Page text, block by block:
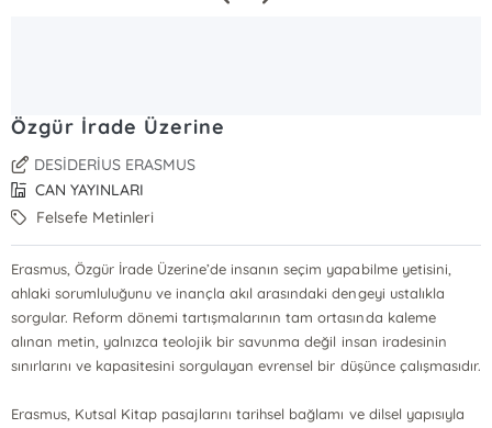
Özgür İrade Üzerine
DESİDERİUS ERASMUS
CAN YAYINLARI
Felsefe Metinleri
Erasmus, Özgür İrade Üzerine’de insanın seçim yapabilme yetisini,
ahlaki sorumluluğunu ve inançla akıl arasındaki dengeyi ustalıkla
sorgular. Reform dönemi tartışmalarının tam ortasında kaleme
alınan metin, yalnızca teolojik bir savunma değil insan iradesinin
sınırlarını ve kapasitesini sorgulayan evrensel bir düşünce çalışmasıdır.
Erasmus, Kutsal Kitap pasajlarını tarihsel bağlamı ve dilsel yapısıyla